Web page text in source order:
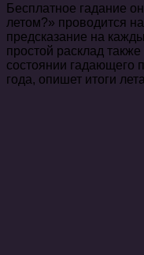
Бесплатное гадание
летом?» проводится
предсказание на
простой расклад
состоянии гадающего
года, опишет итоги